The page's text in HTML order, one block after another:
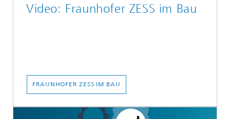
Video: Fraunhofer ZESS im Bau
FRAUNHOFER ZESS IM BAU